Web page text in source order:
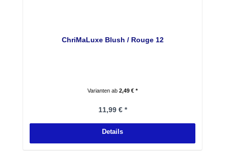
ChriMaLuxe Blush / Rouge 12
Varianten ab 2,49 € *
Regulärer Preis:
11,99 € *
Details